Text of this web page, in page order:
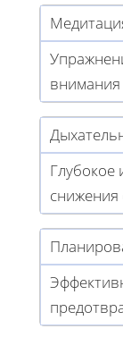
Глубокое
снижения